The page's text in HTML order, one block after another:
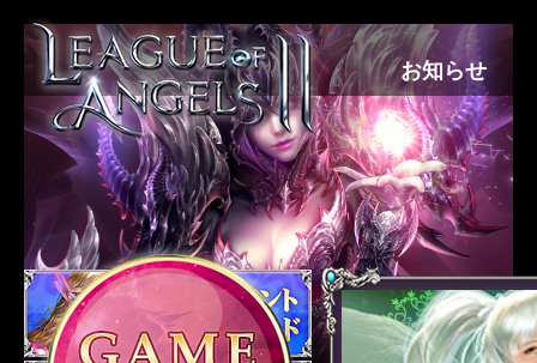
お知らせ
ゲーム紹介 プレイガイド
ギャラリー サポート